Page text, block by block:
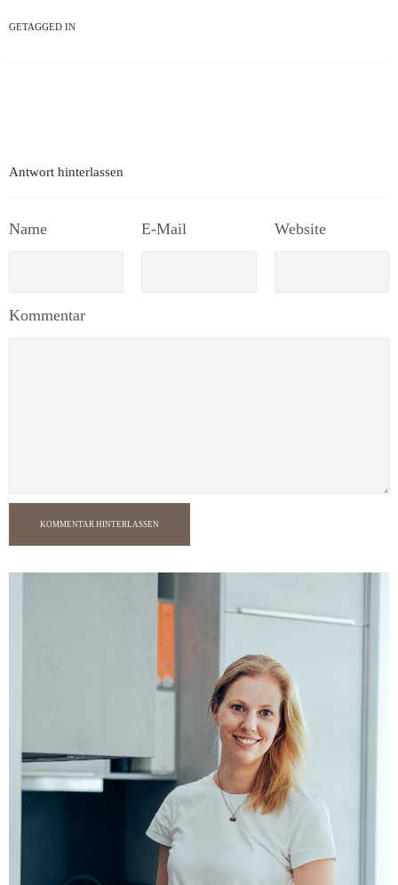
GETAGGED IN
Antwort hinterlassen
Name E-Mail Website
Kommentar
KOMMENTAR HINTERLASSEN